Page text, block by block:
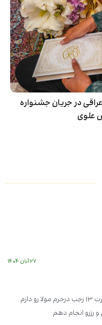
در جریان جشنواره
علوی
۲۷ آبان ۱۴۰۴
حقیر قصد انجام عقد در ایام میلاد حضرت ۱۳ رجب درحرم مولا رو دارم
رزرو انجام دهم